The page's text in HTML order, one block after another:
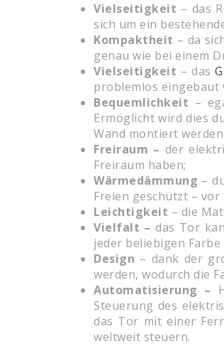
Vielseitigkeit – das
sich um ein
Kompaktheit – da
genau wie bei einem
Vielseitigkeit – das
problemlos eingebaut
Bequemlichkeit –
Ermöglicht wird dies
Wand montiert
Freiraum – der
Freiraum haben;
Wärmedämmung –
Freien geschützt – vor
Leichtigkeit – die
Vielfalt –das Tor
jeder beliebigen
Design – dank der
werden, wodurch die
Automatisierung –
Steuerung des
das Tor mit einer
weltweit steuern.